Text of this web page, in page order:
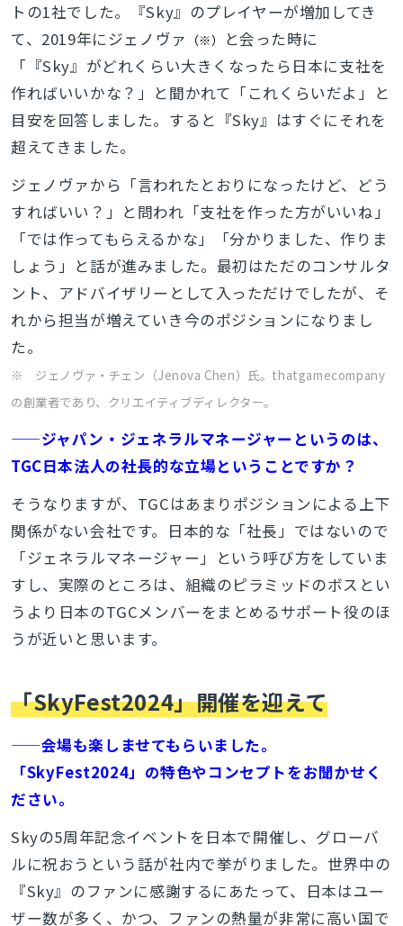
トの1社でした。『Sky』のプレイヤーが増加してき
て、2019年にジェノヴァ
（※）
と会った時に
「『Sky』がどれくらい大きくなったら日本に支社を
作ればいいかな？」と聞かれて「これくらいだよ」と
目安を回答しました。すると『Sky』はすぐにそれを
超えてきました。
ジェノヴァから「言われたとおりになったけど、どう
すればいい？」と問われ「支社を作った方がいいね」
「では作ってもらえるかな」「分かりました、作りま
しょう」と話が進みました。最初はただのコンサルタ
ント、アドバイザリーとして入っただけでしたが、そ
れから担当が増えていき今のポジションになりまし
た。
※ ジェノヴァ・チェン（Jenova Chen）氏。thatgamecompany
の創業者であり、クリエイティブディレクター。
——ジャパン・ジェネラルマネージャーというのは、
TGC日本法人の社長的な立場ということですか？
そうなりますが、TGCはあまりポジションによる上下
関係がない会社です。日本的な「社長」ではないので
「ジェネラルマネージャー」という呼び方をしていま
すし、実際のところは、組織のピラミッドのボスとい
うより日本のTGCメンバーをまとめるサポート役のほ
うが近いと思います。
「SkyFest2024」開催を迎えて
——会場も楽しませてもらいました。
「SkyFest2024」の特色やコンセプトをお聞かせく
ださい。
Skyの5周年記念イベントを日本で開催し、グローバ
ルに祝おうという話が社内で挙がりました。世界中の
『Sky』のファンに感謝するにあたって、日本はユー
ザー数が多く、かつ、ファンの熱量が非常に高い国で